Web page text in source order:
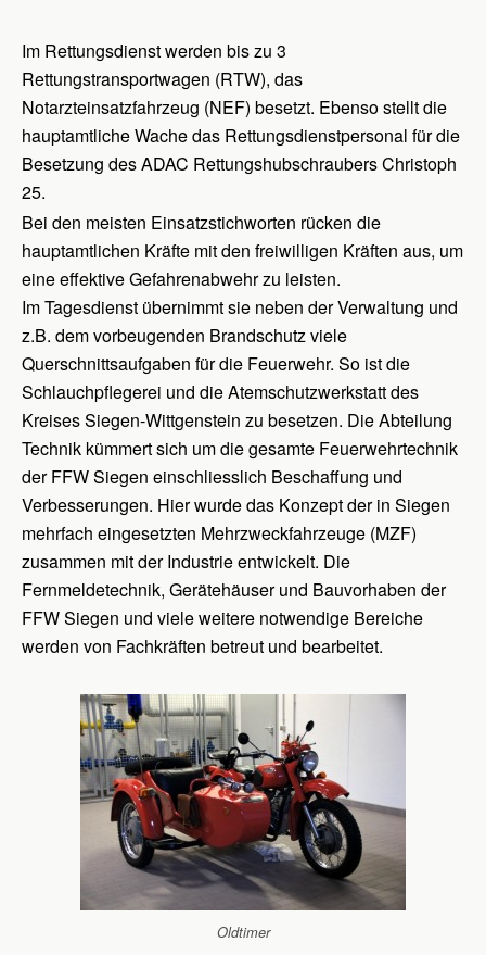
Im Rettungsdienst werden bis zu 3
Rettungstransportwagen (RTW), das
Notarzteinsatzfahrzeug (NEF) besetzt. Ebenso stellt die
hauptamtliche Wache das Rettungsdienstpersonal für die
Besetzung des ADAC Rettungshubschraubers Christoph
25.
Bei den meisten Einsatzstichworten rücken die
hauptamtlichen Kräfte mit den freiwilligen Kräften aus, um
eine effektive Gefahrenabwehr zu leisten.
Im Tagesdienst übernimmt sie neben der Verwaltung und
z.B. dem vorbeugenden Brandschutz viele
Querschnittsaufgaben für die Feuerwehr. So ist die
Schlauchpflegerei und die Atemschutzwerkstatt des
Kreises Siegen-Wittgenstein zu besetzen. Die Abteilung
Technik kümmert sich um die gesamte Feuerwehrtechnik
der FFW Siegen einschliesslich Beschaffung und
Verbesserungen. Hier wurde das Konzept der in Siegen
mehrfach eingesetzten Mehrzweckfahrzeuge (MZF)
zusammen mit der Industrie entwickelt. Die
Fernmeldetechnik, Gerätehäuser und Bauvorhaben der
FFW Siegen und viele weitere notwendige Bereiche
werden von Fachkräften betreut und bearbeitet.
Oldtimer